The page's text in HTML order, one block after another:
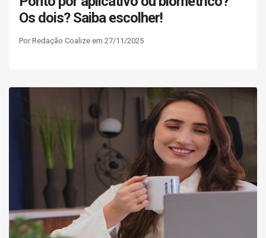
Os dois? Saiba escolher!
Por Redação Coalize em 27/11/2025